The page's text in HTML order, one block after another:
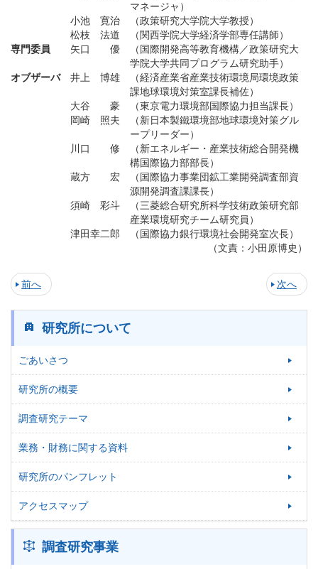
マネージャ）
小池 寛治
（政策研究大学院大学教授）
松枝 法道
（関西学院大学経済学部専任講師）
専門委員
矢口 優
（国際開発高等教育機構／政策研究大
学院大学共同プログラム研究助手）
オブザーバ
井上 博雄
（経済産業省産業技術環境局環境政策
課地球環境対策室課長補佐）
大谷 豪
（東京電力環境部国際協力担当課長）
岡崎 照夫
（新日本製鐵環境部地球環境対策グル
ープリーダー）
川口 修
（新エネルギー・産業技術総合開発機
構国際協力部部長）
蔵方 宏
（国際協力事業団鉱工業開発調査部資
源開発調査課課長）
須崎 彩斗
（三菱総合研究所科学技術政策研究部
産業環境研究チーム研究員）
津田幸二郎
（国際協力銀行環境社会開発室次長）
（文責：小田原博史）
前へ 次へ
研究所について
ごあいさつ
研究所の概要
調査研究テーマ
業務・財務に関する資料
研究所のパンフレット
アクセスマップ
調査研究事業